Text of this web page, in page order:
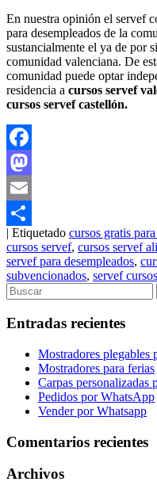
En nuestra opinión el servef
para desempleados de la
sustancialmente el ya de por
comunidad valenciana. De
comunidad puede optar
residencia a cursos servef
cursos servef castellón.
Facebook
Mastodon
Email
Compartir
| Etiquetado cursos gratis
cursos servef, cursos servef
servef para desempleados,
subvencionados, servef cursos
Entradas recientes
Mostradores plegables
Mostradores para ferias
Carpas personalizadas
Pedidos por WhatsApp
Vender por Whatsapp
Comentarios recientes
Archivos